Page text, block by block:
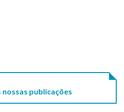
nossas publicações